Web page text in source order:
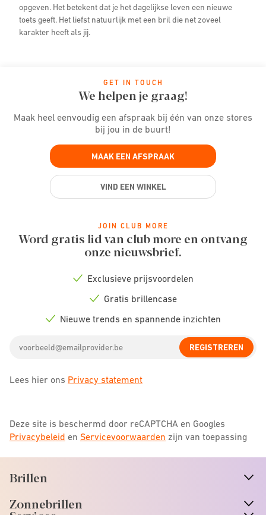
opgeven. Het betekent dat je het dagelijkse leven een nieuwe
toets geeft. Het liefst natuurlijk met een bril die net zoveel
karakter heeft als jij.
GET IN TOUCH
We helpen je graag!
Maak heel eenvoudig een afspraak bij één van onze stores
bij jou in de buurt!
MAAK EEN AFSPRAAK
VIND EEN WINKEL
JOIN CLUB MORE
Word gratis lid van club more en ontvang
onze nieuwsbrief.
icon
Exclusieve prijsvoordelen
icon
Gratis brillencase
Nieuwe trends en spannende inzichten
address
REGISTREREN
Lees hier ons Privacy statement
Deze site is beschermd door reCAPTCHA en Googles
Privacybeleid en Servicevoorwaarden zijn van toepassing
Brillen
Zonnebrillen